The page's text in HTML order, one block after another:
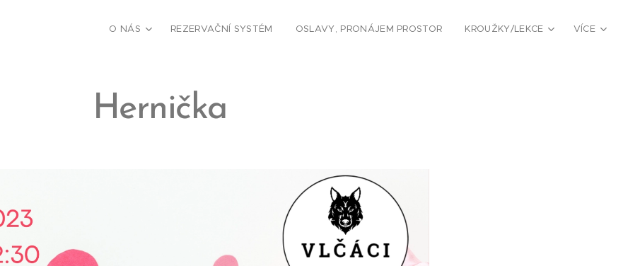
O NÁS REZERVAČNÍ SYSTÉM OSLAVY, PRONÁJEM PROSTOR KROUŽKY/LEKCE VÍCE
Hernička